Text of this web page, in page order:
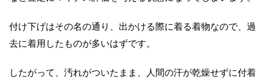
付け下げはその名の通り、出かける際に着る着物なので、過
去に着用したものが多いはずです。
したがって、汚れがついたまま、人間の汗が乾燥せずに付着